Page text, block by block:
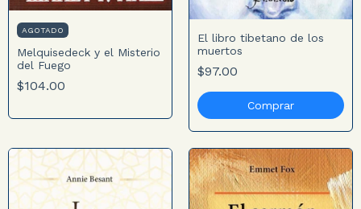
AGOTADO
Melquisedeck y el Misterio
del Fuego
$104.00
El libro tibetano de los
muertos
$97.00